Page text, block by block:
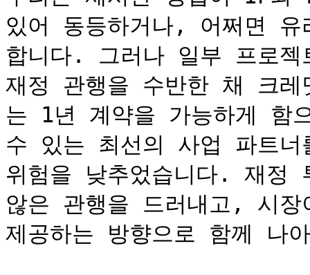
있어 동등하거나, 어쩌면
합니다. 그러나 일부 프로젝
재정 관행을 수반한 채 크
는 1년 계약을 가능하게 함
수 있는 최선의 사업 파트
위험을 낮추었습니다. 재정
않은 관행을 드러내고, 시
제공하는 방향으로 함께 나